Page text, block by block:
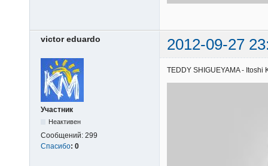
victor eduardo 2012-09-27
Участник
Неактивен
Сообщений: 299
Спасибо: 0
TEDDY SHIGUEYAMA -